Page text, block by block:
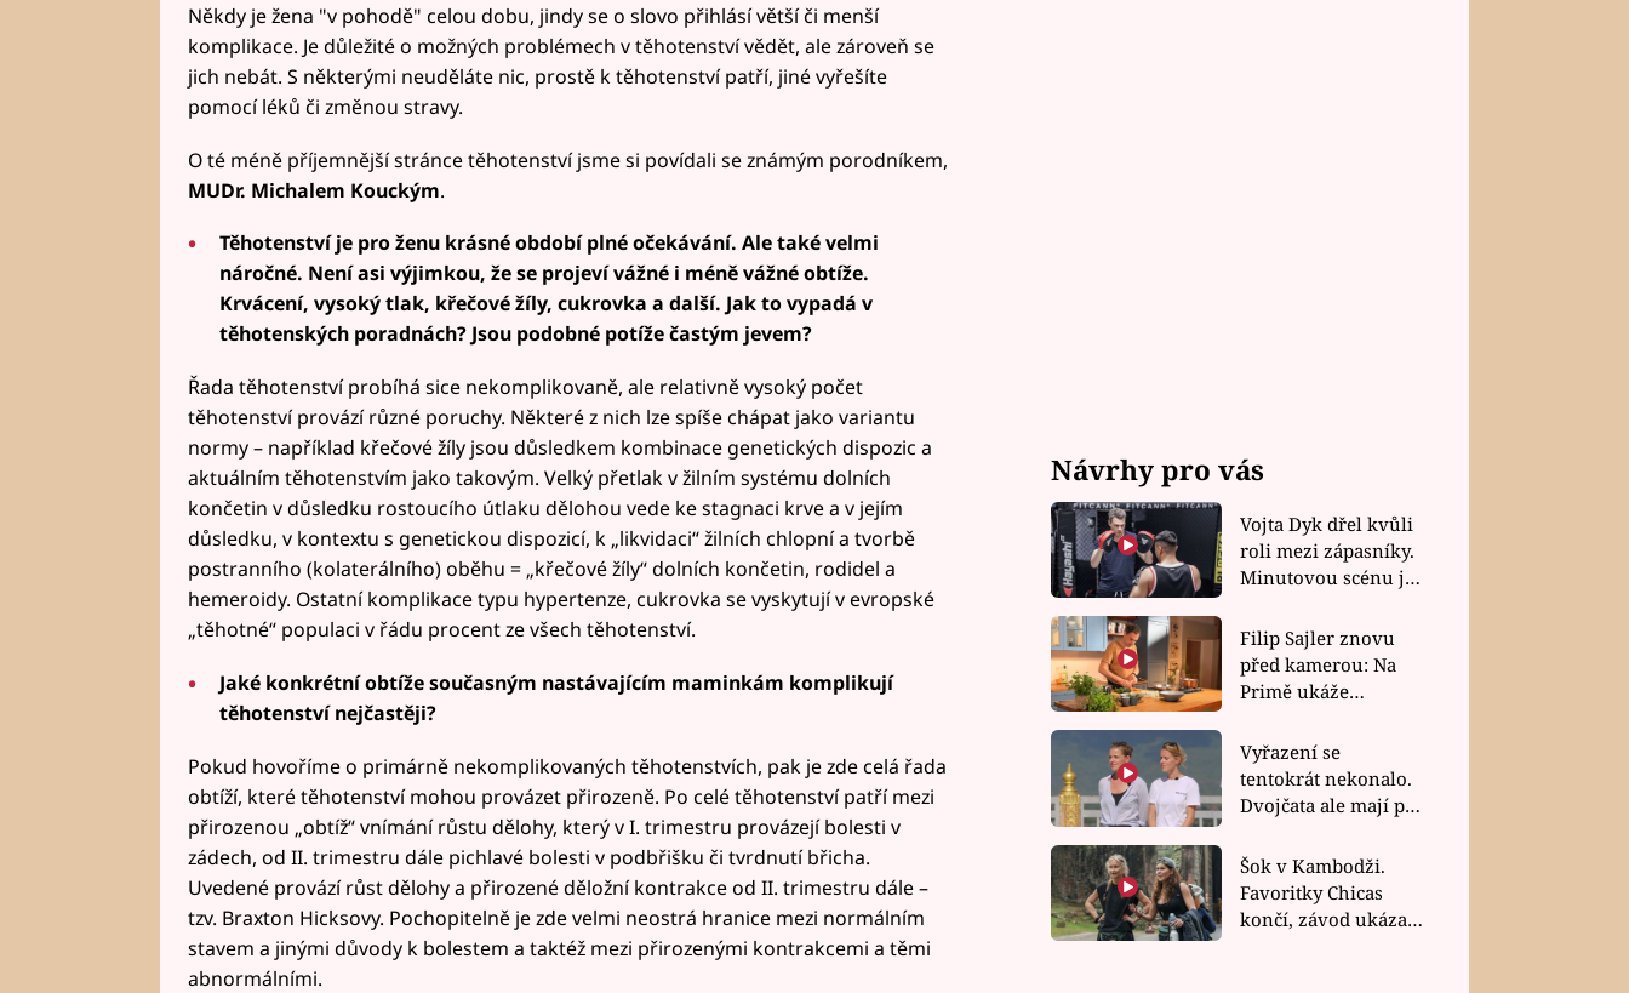
Někdy je žena "v pohodě" celou dobu, jindy se o slovo přihlásí větší či menší
komplikace. Je důležité o možných problémech v těhotenství vědět, ale zároveň se
jich nebát. S některými neuděláte nic, prostě k těhotenství patří, jiné vyřešíte
pomocí léků či změnou stravy.
O té méně příjemnější stránce těhotenství jsme si povídali se známým porodníkem,
MUDr. Michalem Kouckým.
Těhotenství je pro ženu krásné období plné očekávání. Ale také velmi
náročné. Není asi výjimkou, že se projeví vážné i méně vážné obtíže.
Krvácení, vysoký tlak, křečové žíly, cukrovka a další. Jak to vypadá v
těhotenských poradnách? Jsou podobné potíže častým jevem?
Řada těhotenství probíhá sice nekomplikovaně, ale relativně vysoký počet
těhotenství provází různé poruchy. Některé z nich lze spíše chápat jako variantu
normy – například křečové žíly jsou důsledkem kombinace genetických dispozic a
aktuálním těhotenstvím jako takovým. Velký přetlak v žilním systému dolních
končetin v důsledku rostoucího útlaku dělohou vede ke stagnaci krve a v jejím
důsledku, v kontextu s genetickou dispozicí, k „likvidaci“ žilních chlopní a tvorbě
postranního (kolaterálního) oběhu = „křečové žíly“ dolních končetin, rodidel a
hemeroidy. Ostatní komplikace typu hypertenze, cukrovka se vyskytují v evropské
„těhotné“ populaci v řádu procent ze všech těhotenství.
Jaké konkrétní obtíže současným nastávajícím maminkám komplikují
těhotenství nejčastěji?
Pokud hovoříme o primárně nekomplikovaných těhotenstvích, pak je zde celá řada
obtíží, které těhotenství mohou provázet přirozeně. Po celé těhotenství patří mezi
přirozenou „obtíž“ vnímání růstu dělohy, který v I. trimestru provázejí bolesti v
zádech, od II. trimestru dále pichlavé bolesti v podbřišku či tvrdnutí břicha.
Uvedené provází růst dělohy a přirozené děložní kontrakce od II. trimestru dále –
tzv. Braxton Hicksovy. Pochopitelně je zde velmi neostrá hranice mezi normálním
stavem a jinými důvody k bolestem a taktéž mezi přirozenými kontrakcemi a těmi
abnormálními.
Návrhy pro vás
Vojta Dyk dřel kvůli
roli mezi zápasníky.
Minutovou scénu jel
Filip Sajler znovu
před kamerou: Na
Primě ukáže
rychlé recepty
Vyřazení se
tentokrát nekonalo.
Dvojčata ale mají po
závodu nůž na krku
Šok v Kambodži.
Favoritky Chicas
končí, závod ukázal